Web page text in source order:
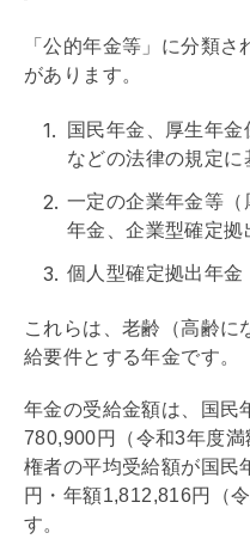
「公的年金等」に分類
があります。
国民年金、厚生年
などの法律の規定に
一定の企業年金等（
年金、企業型確定拠
個人型確定拠出年金
これらは、老齢（高齢に
給要件とする年金です。
年金の受給金額は、国民
780,900円（令和3年度
権者の平均受給額が国民
円・年額1,812,816円（
す。